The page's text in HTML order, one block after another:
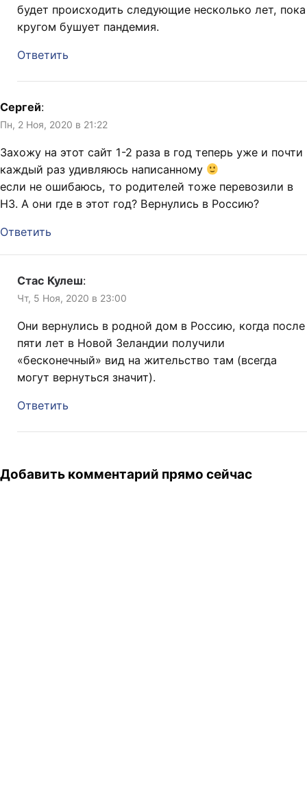
будет происходить следующие несколько лет, пока
кругом бушует пандемия.
Ответить
Сергей:
Пн, 2 Ноя, 2020 в 21:22
Захожу на этот сайт 1-2 раза в год теперь уже и почти
каждый раз удивляюсь написанному
если не ошибаюсь, то родителей тоже перевозили в
НЗ. А они где в этот год? Вернулись в Россию?
Ответить
Стас Кулеш:
Чт, 5 Ноя, 2020 в 23:00
Они вернулись в родной дом в Россию, когда после
пяти лет в Новой Зеландии получили
«бесконечный» вид на жительство там (всегда
могут вернуться значит).
Ответить
Добавить комментарий прямо сейчас